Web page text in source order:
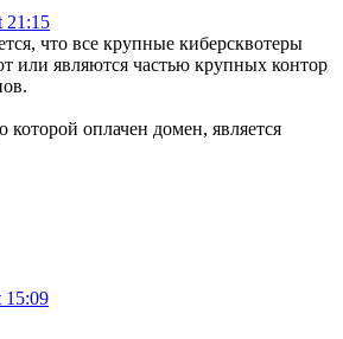
21:15
что все крупные киберсквотеры
или являются частью крупных контор
оплачен домен, является
15:09